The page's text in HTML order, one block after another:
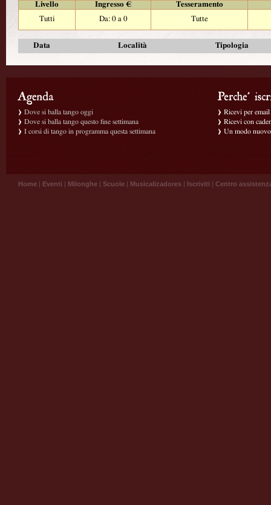
Livello
Ingresso €
Tesseramento
Tutti
Da: 0 a 0 Tutte
Data Località Tipologia
Dove si balla tango oggi
Dove si balla tango questo fine settimana
I corsi di tango in programma questa settimana
Ricevi per
Ricevi con
Un modo
Home | Eventi | Milonghe | Scuole | Musicalizadores | Iscriviti | Centro